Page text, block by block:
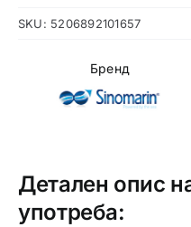
спреј
нос
количина
SKU: 5206892101657
Бренд
Детален опис
употреба: